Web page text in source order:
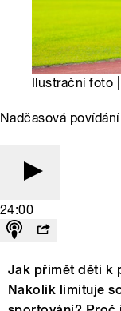
Ilustrační
Nadčasová
24:00
Jak přimět děti k
Nakolik limituje